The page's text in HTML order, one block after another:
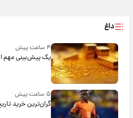
داغ
۴ ساعت پیش
یک پیش‌بینی مهم از
۵ ساعت پیش
گران‌ترین خرید